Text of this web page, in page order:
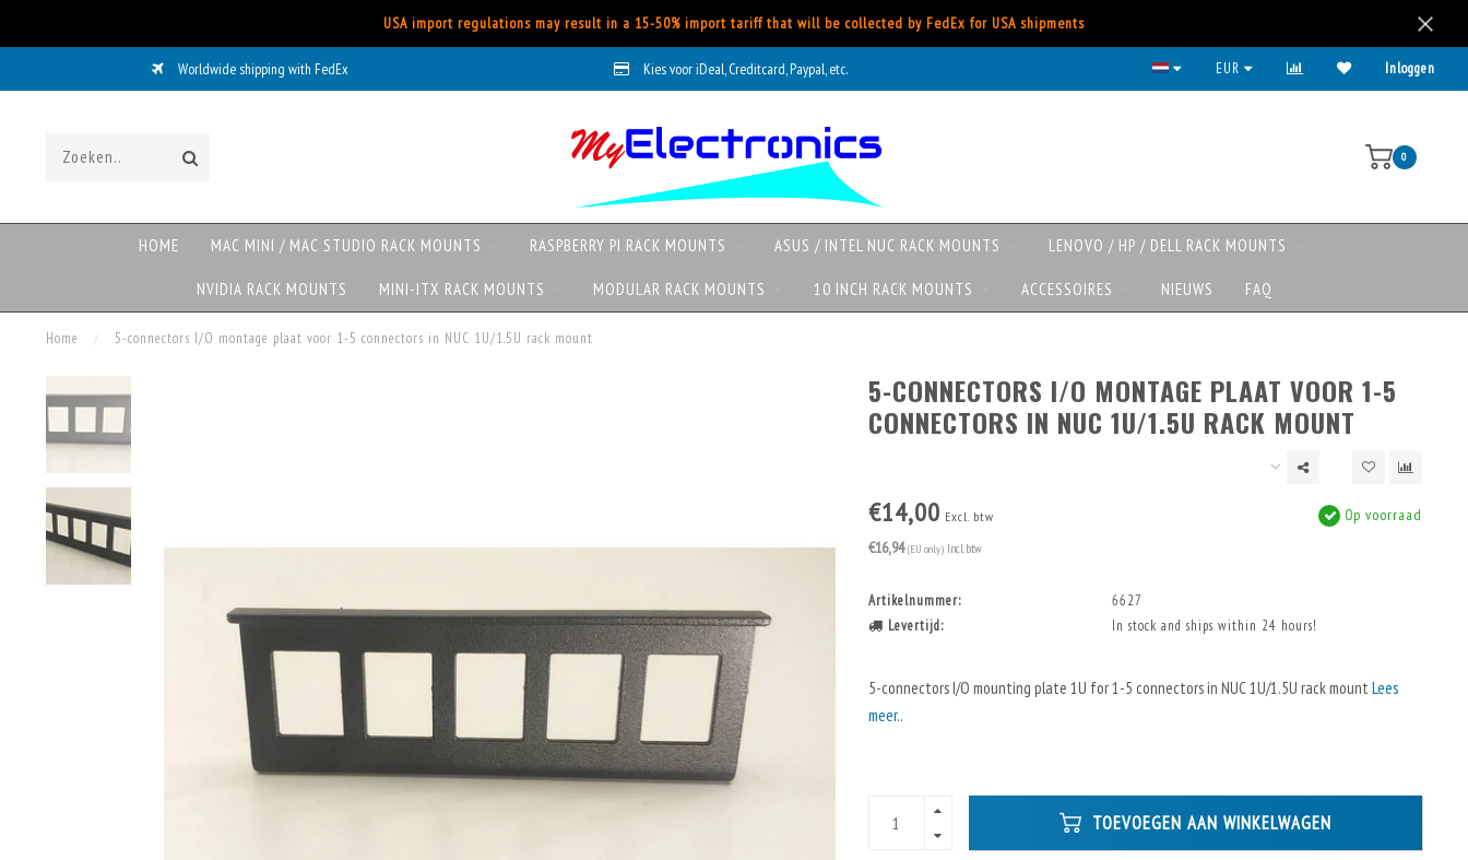
USA import regulations may result in a 15-50% import tariff that will be collected by FedEx for USA shipments
Worldwide shipping with FedEx Kies voor iDeal, Creditcard, Paypal, etc. EUR Inloggen
0
HOME MAC MINI / MAC STUDIO RACK MOUNTS RASPBERRY PI RACK MOUNTS ASUS / INTEL NUC RACK MOUNTS LENOVO / HP / DELL RACK MOUNTS
NVIDIA RACK MOUNTS MINI-ITX RACK MOUNTS MODULAR RACK MOUNTS 10 INCH RACK MOUNTS ACCESSOIRES NIEUWS FAQ
Home / 5-connectors I/O montage plaat voor 1-5 connectors in NUC 1U/1.5U rack mount
5-CONNECTORS I/O MONTAGE PLAAT VOOR 1-5
CONNECTORS IN NUC 1U/1.5U RACK MOUNT
€14,00 Excl. btw
€16,94 (EU only) Incl. btw
Op voorraad
Artikelnummer:
6627
Levertijd:
In stock and ships within 24 hours!
5-connectors I/O mounting plate 1U for 1-5 connectors in NUC 1U/1.5U rack mount Lees
meer..
TOEVOEGEN AAN WINKELWAGEN